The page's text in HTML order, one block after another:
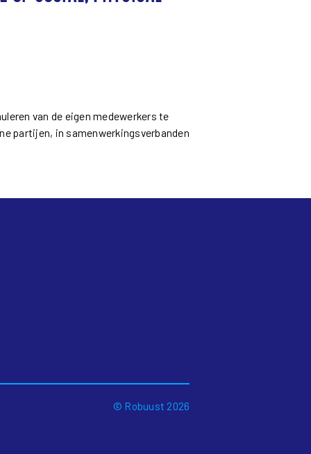
van de eigen medewerkers te
partijen, in samenwerkingsverbanden
© Robuust 2026